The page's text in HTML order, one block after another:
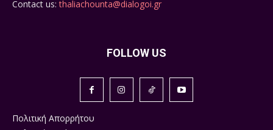
Contact us:thaliachounta@dialogoi.gr
FOLLOW US
Πολιτική Απορρήτου